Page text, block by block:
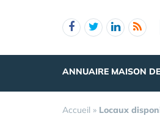
ANNUAIRE MAISON
Accueil » Locaux